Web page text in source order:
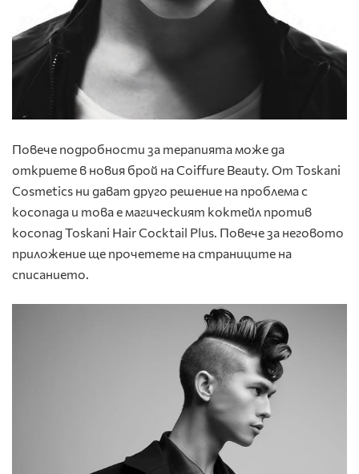
Повече подробности за терапията може да
откриете в новия брой на Coiffure Beauty. От Toskani
Cosmetics ни дават друго решение на проблема с
косопада и това е магическият коктейл против
косопад Toskani Hair Cocktail Plus. Повече за неговото
приложение ще прочетете на страниците на
списанието.